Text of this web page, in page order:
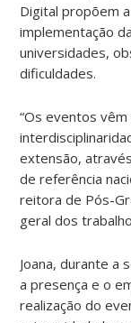
Digital propõem
implementação
universidades,
dificuldades.
“Os eventos
extensão,
de referência
reitora de Pós-
geral dos
Joana, durante a
a presença e o
realização do